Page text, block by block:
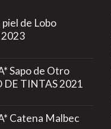
de Lobo
Sapo de Otro
DE TINTAS 2021
Catena Malbec